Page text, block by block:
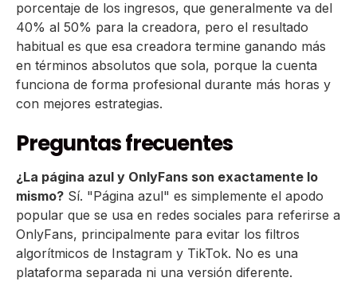
porcentaje de los ingresos, que generalmente va del
40% al 50% para la creadora, pero el resultado
habitual es que esa creadora termine ganando más
en términos absolutos que sola, porque la cuenta
funciona de forma profesional durante más horas y
con mejores estrategias.
Preguntas frecuentes
¿La página azul y OnlyFans son exactamente lo
mismo? Sí. "Página azul" es simplemente el apodo
popular que se usa en redes sociales para referirse a
OnlyFans, principalmente para evitar los filtros
algorítmicos de Instagram y TikTok. No es una
plataforma separada ni una versión diferente.